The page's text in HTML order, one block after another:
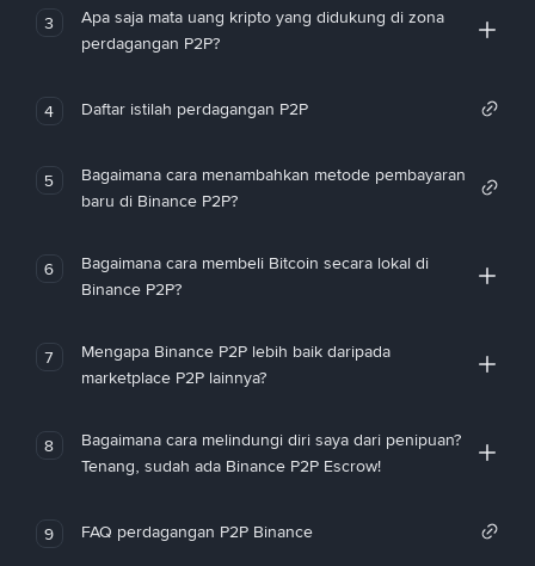
3
Apa saja mata uang kripto yang didukung di zona
perdagangan P2P?
4 Daftar istilah perdagangan P2P
5
Bagaimana cara menambahkan metode pembayaran
baru di Binance P2P?
6
Bagaimana cara membeli Bitcoin secara lokal di
Binance P2P?
7
Mengapa Binance P2P lebih baik daripada
marketplace P2P lainnya?
8
Bagaimana cara melindungi diri saya dari penipuan?
Tenang, sudah ada Binance P2P Escrow!
9 FAQ perdagangan P2P Binance